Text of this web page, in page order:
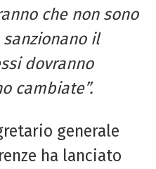
che non sono
il
dovranno
cambiate”.
generale
ha lanciato